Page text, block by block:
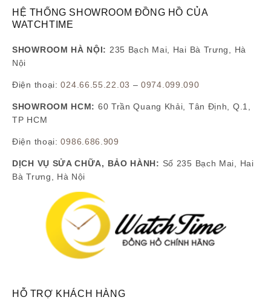
HỆ THỐNG SHOWROOM ĐỒNG HỒ CỦA
WATCHTIME
SHOWROOM HÀ NỘI: 235 Bạch Mai, Hai Bà Trưng, Hà
Nội
Điện thoại:024.66.55.22.03 –0974.099.090
SHOWROOM HCM: 60 Trần Quang Khải, Tân Định, Q.1,
TP HCM
Điện thoại:0986.686.909
DỊCH VỤ SỬA CHỮA, BẢO HÀNH: Số 235 Bạch Mai, Hai
Bà Trưng, Hà Nội
HỖ TRỢ KHÁCH HÀNG